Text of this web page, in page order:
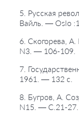
5. Русская
Вайль. — Oslo
6. Скогорева,
N3. — 106-109.
7.
1961. — 132 с.
8. Бугров, А.
N15. — С.21-27.